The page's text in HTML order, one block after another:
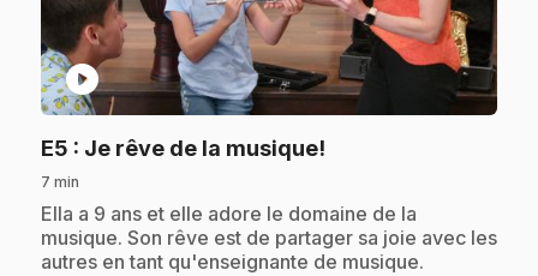
play_circle
E5 : Je rêve de la musique!
7 min
.Ella a 9 ans et elle adore le domaine de la
musique. Son rêve est de partager sa joie avec les
autres en tant qu'enseignante de musique.